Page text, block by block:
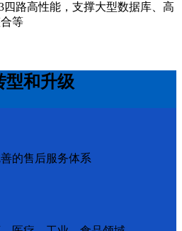
四路高性能，支撑大型数据库、高
等
型和升级
的售后服务体系